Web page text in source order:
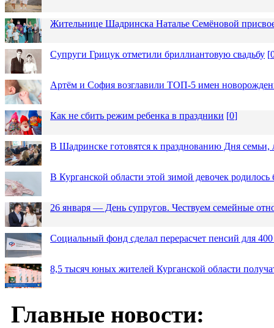
Жительнице Шадринска Наталье Семёновой
Супруги Грицук отметили бриллиантовую свадьбу [
Артём и София возглавили ТОП-5 имен
Как не сбить режим ребенка в праздники [0]
В Шадринске готовятся к празднованию Дня семьи,
В Курганской области этой зимой девочек
26 января — День супругов. Чествуем семейные
Социальный фонд сделал перерасчет пенсий для
8,5 тысяч юных жителей Курганской области
Главные новости: